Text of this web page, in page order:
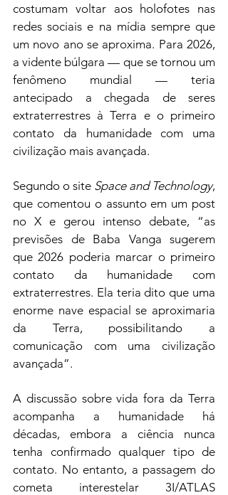
costumam voltar aos holofotes nas
redes sociais e na mídia sempre que
um novo ano se aproxima. Para 2026,
a vidente búlgara — que se tornou um
fenômeno mundial — teria
antecipado a chegada de seres
extraterrestres à Terra e o primeiro
contato da humanidade com uma
civilização mais avançada.
Segundo o site Space and Technology,
que comentou o assunto em um post
no X e gerou intenso debate, “as
previsões de Baba Vanga sugerem
que 2026 poderia marcar o primeiro
contato da humanidade com
extraterrestres. Ela teria dito que uma
enorme nave espacial se aproximaria
da Terra, possibilitando a
comunicação com uma civilização
avançada”.
A discussão sobre vida fora da Terra
acompanha a humanidade há
décadas, embora a ciência nunca
tenha confirmado qualquer tipo de
contato. No entanto, a passagem do
cometa interestelar 3I/ATLAS